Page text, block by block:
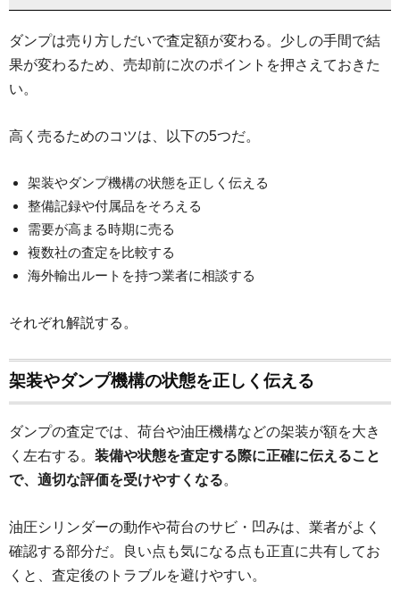
ダンプは売り方しだいで査定額が変わる。少しの手間で結
果が変わるため、売却前に次のポイントを押さえておきた
い。
高く売るためのコツは、以下の5つだ。
架装やダンプ機構の状態を正しく伝える
整備記録や付属品をそろえる
需要が高まる時期に売る
複数社の査定を比較する
海外輸出ルートを持つ業者に相談する
それぞれ解説する。
架装やダンプ機構の状態を正しく伝える
ダンプの査定では、荷台や油圧機構などの架装が額を大き
く左右する。 装備や状態を査定する際に正確に伝えること
で、適切な評価を受けやすくなる。
油圧シリンダーの動作や荷台のサビ・凹みは、業者がよく
確認する部分だ。良い点も気になる点も正直に共有してお
くと、査定後のトラブルを避けやすい。